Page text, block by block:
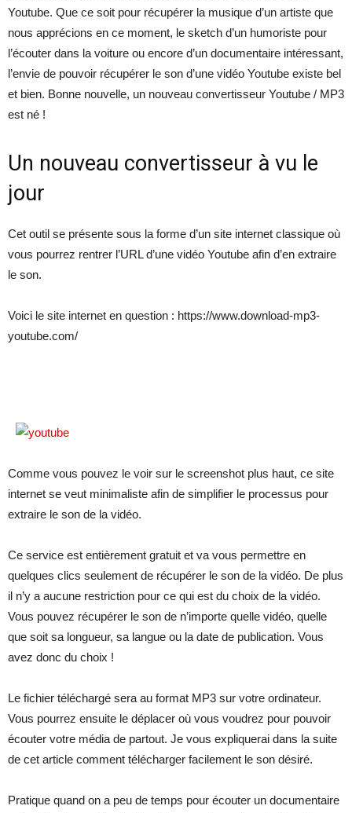
Youtube. Que ce soit pour récupérer la musique d’un artiste que
nous apprécions en ce moment, le sketch d’un humoriste pour
l’écouter dans la voiture ou encore d’un documentaire intéressant,
l’envie de pouvoir récupérer le son d’une vidéo Youtube existe bel
et bien. Bonne nouvelle, un nouveau convertisseur Youtube / MP3
est né !
Un nouveau convertisseur à vu le
jour
Cet outil se présente sous la forme d’un site internet classique où
vous pourrez rentrer l’URL d’une vidéo Youtube afin d’en extraire
le son.
Voici le site internet en question : https://www.download-mp3-
youtube.com/
Comme vous pouvez le voir sur le screenshot plus haut, ce site
internet se veut minimaliste afin de simplifier le processus pour
extraire le son de la vidéo.
Ce service est entièrement gratuit et va vous permettre en
quelques clics seulement de récupérer le son de la vidéo. De plus
il n’y a aucune restriction pour ce qui est du choix de la vidéo.
Vous pouvez récupérer le son de n’importe quelle vidéo, quelle
que soit sa longueur, sa langue ou la date de publication. Vous
avez donc du choix !
Le fichier téléchargé sera au format MP3 sur votre ordinateur.
Vous pourrez ensuite le déplacer où vous voudrez pour pouvoir
écouter votre média de partout. Je vous expliquerai dans la suite
de cet article comment télécharger facilement le son désiré.
Pratique quand on a peu de temps pour écouter un documentaire